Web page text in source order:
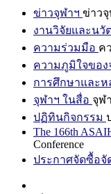
ข่าวจุฬาฯ ข่าวจุ
งานวิจัยและนวั
ความร่วมมือ ค
ความภูมิใจของ
การศึกษาและห
จุฬาฯ ในสื่อ จุฬ
ปฏิทินกิจกรรม
The 166th
Conference
ประกาศจัดซื้อจั